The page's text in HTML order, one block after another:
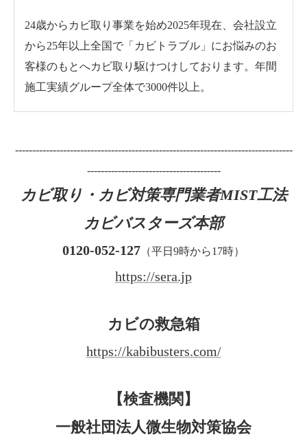
24歳からカビ取り事業を始め2025年現在、会社設立
から25年以上全国で「カビトラブル」にお悩みのお
客様のもとへカビ取り駆けつけしております。年間
施工実績グループ全体で3000件以上。
---------------------------------------------------------------------------------
---------------------------------------
カビ取り・カビ対策専門業者MIST工法
カビバスターズ本部
0120-052-127 （平日9時から17時）
https://sera.jp
カビの救急箱
https://kabibusters.com/
【検査機関】
一般社団法人微生物対策協会